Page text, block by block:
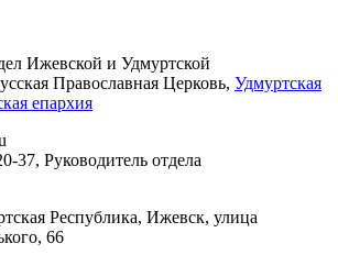
Ижевской и Удмуртской
Православная Церковь, Удмуртская
епархия
37, Руководитель отдела
Республика, Ижевск, улица
66